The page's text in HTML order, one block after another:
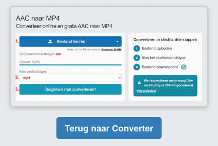
Terug naar Converter